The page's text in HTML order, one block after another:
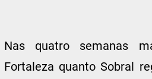
Nas quatro semanas
Fortaleza quanto Sobral